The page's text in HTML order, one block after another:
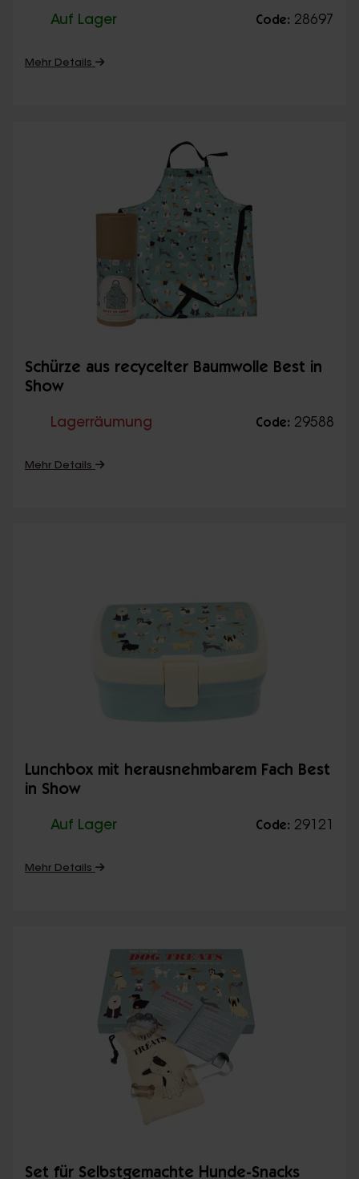
Auf Lager Code: 28697
Mehr Details
Schürze aus recycelter Baumwolle Best in
Show
Lagerräumung Code: 29588
Mehr Details
Lunchbox mit herausnehmbarem Fach Best
in Show
Auf Lager Code: 29121
Mehr Details
Set für Selbstgemachte Hunde-Snacks